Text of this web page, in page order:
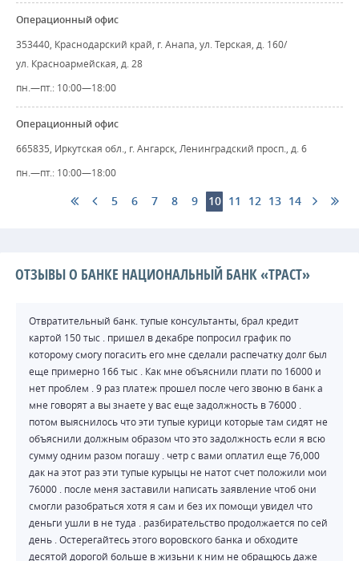
Операционный офис
353440, Краснодарский край, г. Анапа, ул. Терская, д. 160/
ул. Красноармейская, д. 28
пн.—пт.: 10:00—18:00
Операционный офис
665835, Иркутская обл., г. Ангарск, Ленинградский просп., д. 6
пн.—пт.: 10:00—18:00
5 6 7 8 9 10 11 12 13 14
ОТЗЫВЫ О БАНКЕ НАЦИОНАЛЬНЫЙ БАНК «ТРАСТ»
Отвратительный банк. тупые консультанты, брал кредит
картой 150 тыс . пришел в декабре попросил график по
которому смогу погасить его мне сделали распечатку долг был
еще примерно 166 тыс . Как мне объяснили плати по 16000 и
нет проблем . 9 раз платеж прошел после чего звоню в банк а
мне говорят а вы знаете у вас еще задолжность в 76000 .
потом выяснилось что эти тупые курици которые там сидят не
объяснили должным образом что это задолжность если я всю
сумму одним разом погашу . четр с вами оплатил еще 76,000
дак на этот раз эти тупые курыцы не натот счет положили мои
76000 . после меня заставили написать заявление чтоб они
смогли разобраться хотя я сам и без их помощи увидел что
деньги ушли в не туда . разбирательство продолжается по сей
день . Остерегайтесь этого воровского банка и обходите
десятой дорогой больше в жизьни к ним не обращюсь даже